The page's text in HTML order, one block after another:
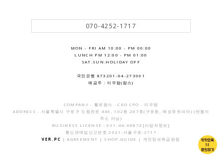
070-4252-1717
MON - FRI AM 10:00 - PM 06:00
LUNCH PM 12:00 - PM 01:00
SAT.SUN.HOLIDAY OFF
국민은행 873201-04-273061
예금주 : 이우람(람스)
COMPANY - 헬로람스 . CEO CPO - 이우람
ADDRESS - 서울특별시 구로구 도림천로 446, 102동 207호(구로동, 예성유토피아) (반품지
주소 아님)
BUSINESS LICENSE : 691-44-00872 [사업자정보]
통신판매업신고번호 2021-서울구로-2717
VER.PC
|AGREEMENT | SHOP-GUIDE | 개인정보취급방침